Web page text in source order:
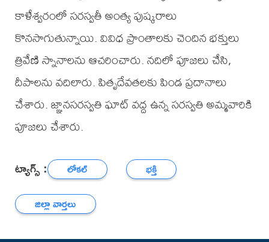
కాళేశ్వరంలో సరస్వతీ అంత్య పుష్కరాలు
కొనసాగుతున్నాయి. వివిధ ప్రాంతాలకు చెందిన భక్తులు
త్రివేణి స్నానాలను ఆచరించారు. నదిలో పూజలు చేసి,
దీపాలను వదిలారు. పితృదేవతలకు పిండ ప్రదానాలు
చేశారు. జ్ఞానసరస్వతి ఘాట్ వద్ద ఉన్న సరస్వతి అమ్మవారికి
పూజలు చేశారు.
ట్యాగ్స్ : లోకల్
భక్తి
జిల్లా వార్తలు